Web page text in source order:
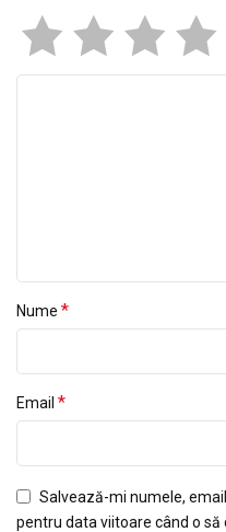
Nume *
Email *
Salvează-mi numele,
pentru data viitoare când o să